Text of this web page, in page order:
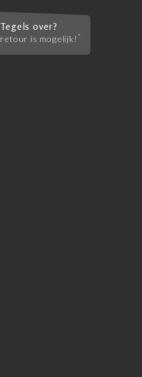
Tegels over?
retour is mogelijk! *